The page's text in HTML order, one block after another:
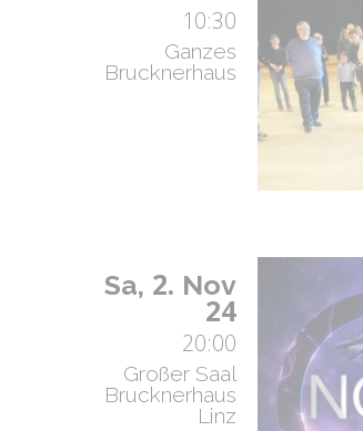
10:30
Ganzes
Brucknerhaus
Sa, 2. Nov
24
20:00
Großer Saal
Brucknerhaus
Linz